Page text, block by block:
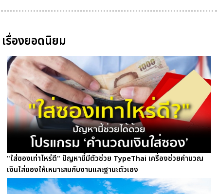
เรื่องยอดนิยม
"ใส่ซองเท่าไหร่ดี" ปัญหานี้มีตัวช่วย TypeThai เครื่องช่วยคำนวณ
เงินใส่ซองให้เหมาะสมกับงานและฐานะตัวเอง